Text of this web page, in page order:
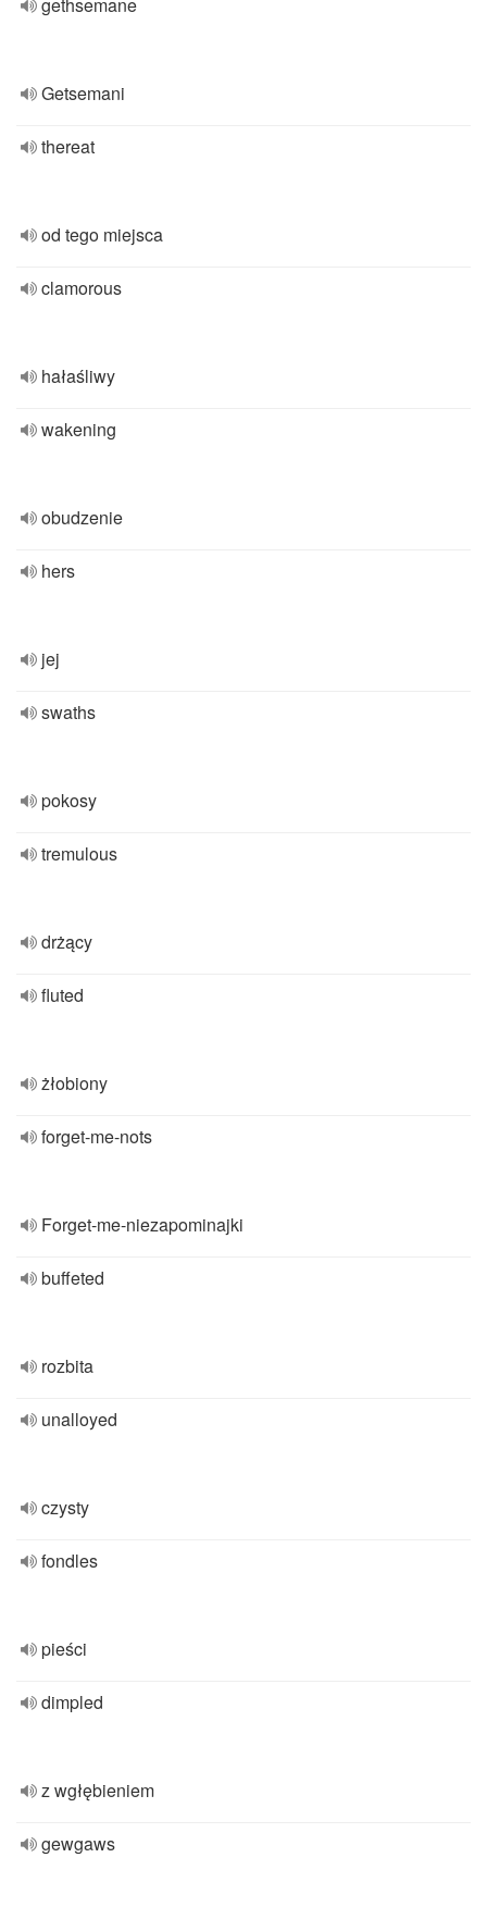
Getsemani
thereat
od tego miejsca
clamorous
hałaśliwy
wakening
obudzenie
hers
jej
swaths
pokosy
tremulous
drżący
fluted
żłobiony
forget-me-nots
Forget-me-niezapominajki
buffeted
rozbita
unalloyed
czysty
fondles
pieści
dimpled
z wgłębieniem
gewgaws